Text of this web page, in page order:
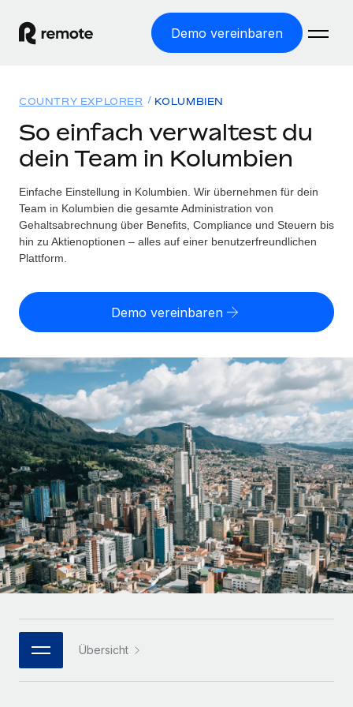
Demo vereinbaren
WELTWEITE BESCHÄFTIGUNG
Globale Payroll
Einfache, rechtssicher Payroll
Employer of Record
Weltweites Wachstum ohne Kosten für Niederlassungen
Contractor of Record
Rechtssichere, weltweite Arbeit mit Freelancer:innen
Globales Onboarding und Verwalten von
Freelancer:innen
PEO
Auslagern von komplexen HR-Aufgaben
INFRASTRUKTUR
Remote Embedded
Nahtlose Integration der HR in bestehende Abläufe
Plattform
Integrierte HR-Kernfunktionen für dein Team
MCP
Integrationen
Lösungen
WELTWEITE ABDECKUNG
Country Explorer
Länderspezifische Unterstützung bei der Einstellung
Einfache Einstellung in allen US-Bundesstaaten
WACHSTUMSPHASE
Startups
Agile HR- und Payroll-Lösungen für wachsende
Unternehmen
Mittelstand
Maßgeschneiderte HR-Lösungen, um Teams zu
vergrößern
Enterprise
Globale HR für Konzerne und Großunternehmen
PARTNER WERDEN
Flexible Einbettung von Global-HR-Funktionen in deine
Ressourcen
TOOLS UND RECHNER
Scheinselbstständigkeitsrisiko berechnen
Personalkostenrechner
Gesamtbeschäftigungskosten
Honorarzahlungen berechnen
Informationen zu möglichen Währungen und
Abwicklungsfristen für globale Freelancer:innen
LERNEN MIT REMOTE
Forschung und Leitfäden
Fallstudien
HR-Glossar
Bibliothek für Stellenbeschreibungen
Webinare
Preise
Nederlands
Français
Deutsch
Español
Italiano
Português (Portugal)
한국어
Anmelden
COUNTRY EXPLORER KOLUMBIEN
So einfach verwaltest du
dein Team in Kolumbien
Einfache Einstellung in Kolumbien. Wir übernehmen für dein
Team in Kolumbien die gesamte Administration von
Gehaltsabrechnung über Benefits, Compliance und Steuern bis
hin zu Aktienoptionen – alles auf einer benutzerfreundlichen
Plattform.
Demo vereinbaren
Übersicht